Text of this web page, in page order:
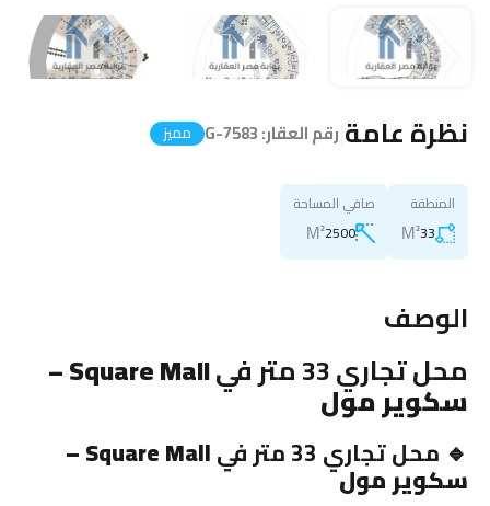
نظرة عامة رقم العقار:G-7583 مميز
المنطقة
33
M²
صافي المساحة
2500
M²
الوصف
محل تجاري 33 متر في
Square Mall –
سكوير مول
🔹 محل تجاري 33 متر في Square Mall –
سكوير مول